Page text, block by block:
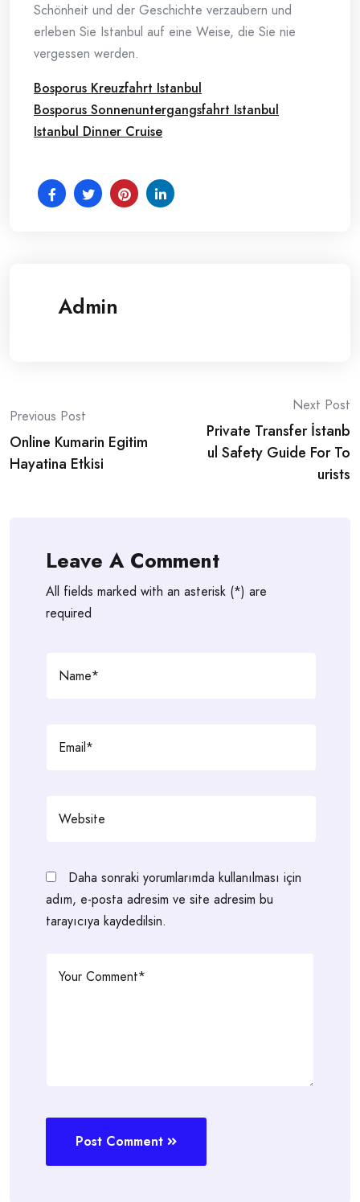
Schönheit und der Geschichte verzaubern und
erleben Sie Istanbul auf eine Weise, die Sie nie
vergessen werden.
Bosporus Kreuzfahrt Istanbul
Bosporus Sonnenuntergangsfahrt Istanbul
Istanbul Dinner Cruise
Admin
Post
navigation
Previous Post
Online Kumarin Egitim
Hayatina Etkisi
Next Post
Private Transfer İstanb
ul Safety Guide For To
urists
Leave A Comment
All fields marked with an asterisk (*) are
required
Daha sonraki yorumlarımda kullanılması için
adım, e-posta adresim ve site adresim bu
tarayıcıya kaydedilsin.
Post Comment